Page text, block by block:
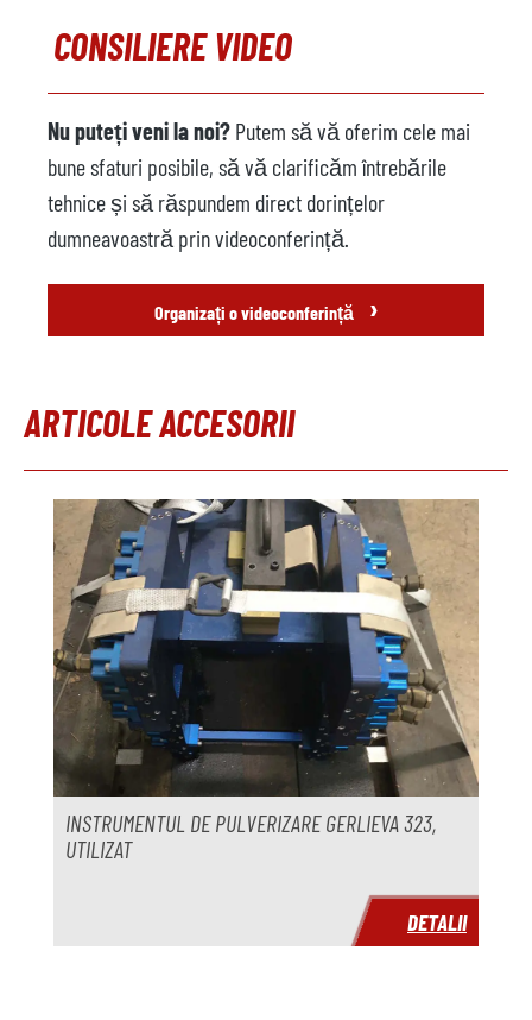
CONSILIERE VIDEO
Nu puteți veni la noi? Putem să vă oferim cele mai
bune sfaturi posibile, să vă clarificăm întrebările
tehnice și să răspundem direct dorințelor
dumneavoastră prin videoconferință.
Organizați o videoconferință ›
ARTICOLE ACCESORII
INSTRUMENTUL DE PULVERIZARE GERLIEVA 323,
UTILIZAT
DETALII